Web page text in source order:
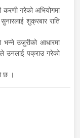
करणी गरेको अभियोगमा
शुक्रबार राति
भन्ने उजुरीको आधारमा
उनलाई पक्राउ गरेको
छ ।